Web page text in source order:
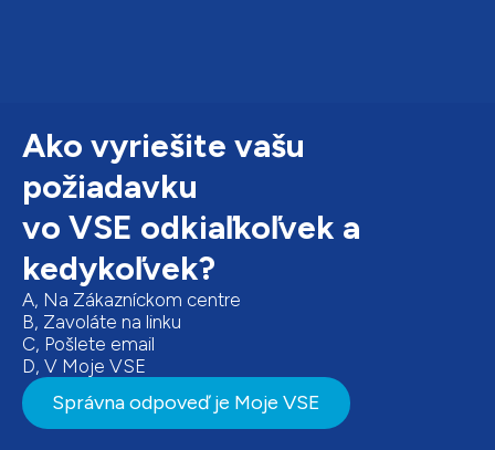
Ako vyriešite vašu
požiadavku
vo VSE odkiaľkoľvek a
kedykoľvek?
A, Na Zákazníckom centre
B, Zavoláte na linku
C, Pošlete email
D, V Moje VSE
Správna odpoveď je Moje VSE